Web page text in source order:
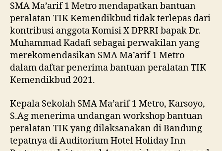
SMA Ma’arif 1 Metro mendapatkan bantuan
peralatan TIK Kemendikbud tidak terlepas dari
kontribusi anggota Komisi X DPRRI bapak Dr.
Muhammad Kadafi sebagai perwakilan yang
merekomendasikan SMA Ma’arif 1 Metro
dalam daftar penerima bantuan peralatan TIK
Kemendikbud 2021.
Kepala Sekolah SMA Ma’arif 1 Metro, Karsoyo,
S.Ag menerima undangan workshop bantuan
peralatan TIK yang dilaksanakan di Bandung
tepatnya di Auditorium Hotel Holiday Inn